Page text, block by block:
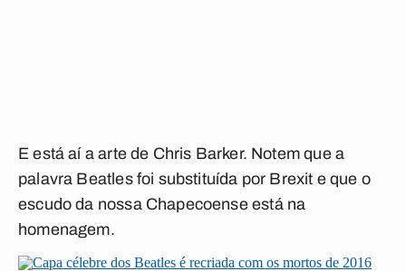
E está aí a arte de Chris Barker. Notem que a
palavra Beatles foi substituída por Brexit e que o
escudo da nossa Chapecoense está na
homenagem.